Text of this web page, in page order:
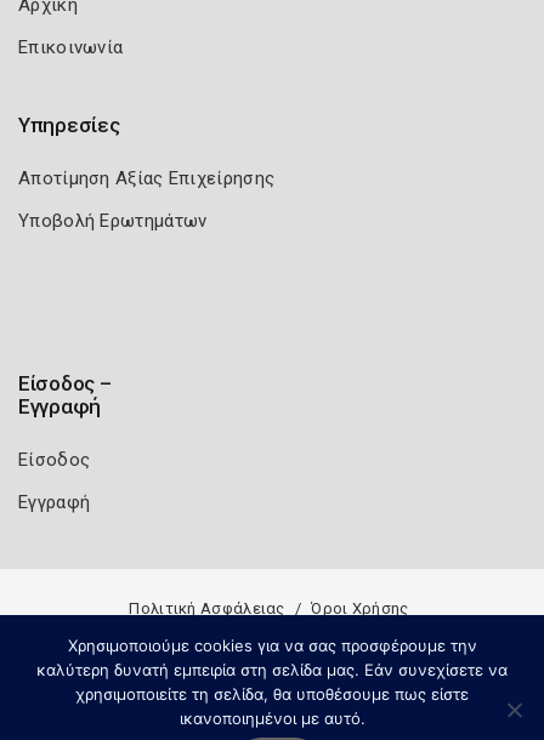
Αρχική
Επικοινωνία
Υπηρεσίες
Αποτίμηση Αξίας Επιχείρησης
Υποβολή Ερωτημάτων
Είσοδος –
Εγγραφή
Είσοδος
Εγγραφή
Πολιτική Ασφάλειας Όροι Χρήσης
Χρησιμοποιούμε cookies για να σας προσφέρουμε την
καλύτερη δυνατή εμπειρία στη σελίδα μας. Εάν συνεχίσετε να
χρησιμοποιείτε τη σελίδα, θα υποθέσουμε πως είστε
ικανοποιημένοι με αυτό.
Copyright 2026 Knowledge A.E.